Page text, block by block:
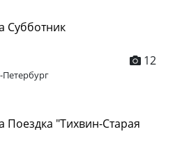
12
Петербург